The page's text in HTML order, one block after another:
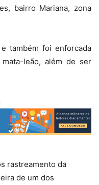
bairro Mariana, zona
também foi enforcada
leão, além de ser
rastreamento da
de um dos